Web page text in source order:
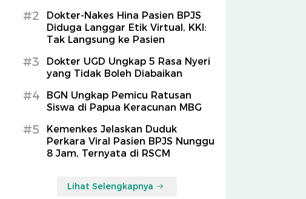
#2
Dokter-Nakes Hina Pasien BPJS
Diduga Langgar Etik Virtual, KKI:
Tak Langsung ke Pasien
#3
Dokter UGD Ungkap 5 Rasa Nyeri
yang Tidak Boleh Diabaikan
#4
BGN Ungkap Pemicu Ratusan
Siswa di Papua Keracunan MBG
#5
Kemenkes Jelaskan Duduk
Perkara Viral Pasien BPJS Nunggu
8 Jam, Ternyata di RSCM
Lihat Selengkapnya